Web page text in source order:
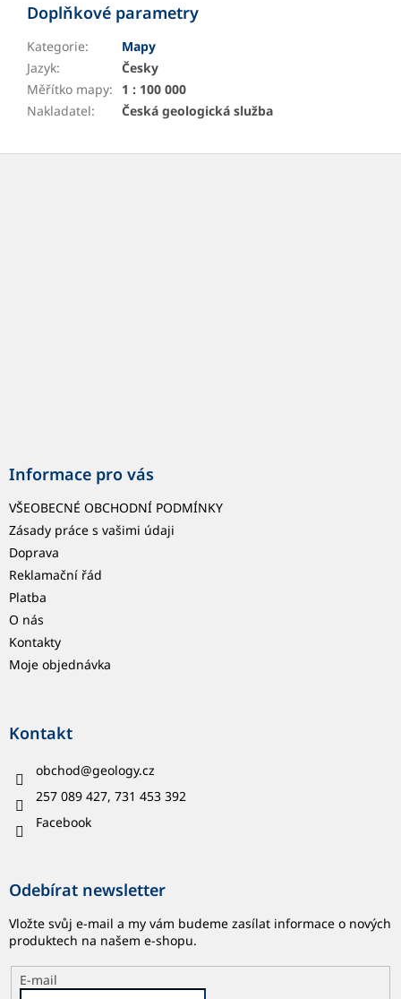
Doplňkové parametry
Kategorie:
Mapy
Jazyk:
Česky
Měřítko mapy:
1 : 100 000
Nakladatel: Česká geologická služba
Z
Informace pro vás
VŠEOBECNÉ OBCHODNÍ PODMÍNKY
Zásady práce s vašimi údaji
Doprava
Reklamační řád
Platba
O nás
Kontakty
Moje objednávka
Kontakt
obchod@geology.cz
257 089 427, 731 453 392
Facebook
Odebírat newsletter
Vložte svůj e-mail a my vám budeme zasílat informace o nových
produktech na našem e-shopu.
E-mail